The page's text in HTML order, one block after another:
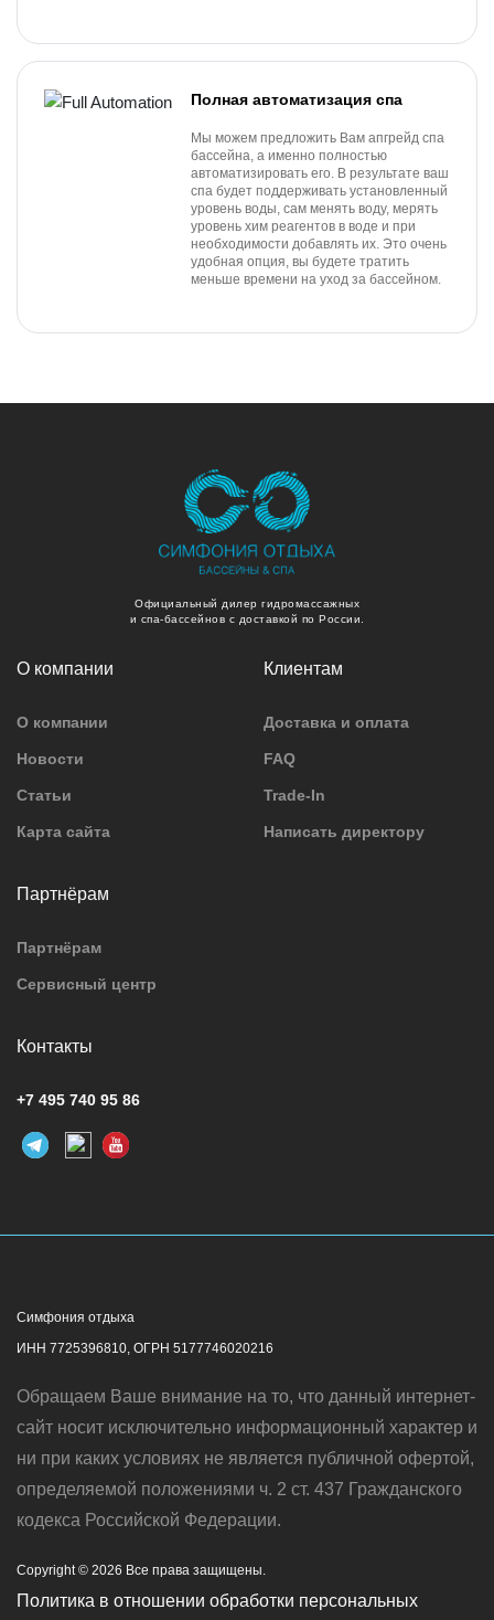
Полная автоматизация спа
Мы можем предложить Вам апгрейд спа
бассейна, а именно полностью
автоматизировать его. В результате ваш
спа будет поддерживать установленный
уровень воды, сам менять воду, мерять
уровень хим реагентов в воде и при
необходимости добавлять их. Это очень
удобная опция, вы будете тратить
меньше времени на уход за бассейном.
Официальный дилер гидромассажных
и спа-бассейнов с доставкой по России.
О компании
О компании
Новости
Статьи
Карта сайта
Клиентам
Доставка и оплата
FAQ
Trade-In
Написать директору
Партнёрам
Партнёрам
Сервисный центр
Контакты
+7 495 740 95 86
Симфония отдыха
ИНН 7725396810, ОГРН 5177746020216
Обращаем Ваше внимание на то, что данный интернет-
сайт носит исключительно информационный характер и
ни при каких условиях не является публичной офертой,
определяемой положениями ч. 2 ст. 437 Гражданского
кодекса Российской Федерации.
Copyright © 2026 Все права защищены.
Политика в отношении обработки персональных